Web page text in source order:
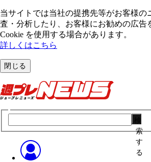
当サイトでは当社の提携先等がお客様の
査・分析したり、お客様にお勧めの広告
Cookie を使⽤する場合があります。
詳しくはこちら
閉じる
索
す
る